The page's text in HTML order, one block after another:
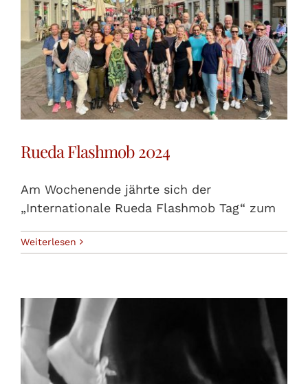
Rueda Flashmob 2024
Am Wochenende jährte sich der
„Internationale Rueda Flashmob Tag“ zum
Weiterlesen